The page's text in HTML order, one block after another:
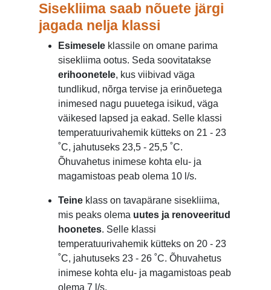
Sisekliima saab nõuete järgi
jagada nelja klassi
Esimesele klassile on omane parima
sisekliima ootus. Seda soovitatakse
erihoonetele, kus viibivad väga
tundlikud, nõrga tervise ja erinõuetega
inimesed nagu puuetega isikud, väga
väikesed lapsed ja eakad. Selle klassi
temperatuurivahemik kütteks on 21 - 23
˚C, jahutuseks 23,5 - 25,5 ˚C.
Õhuvahetus inimese kohta elu- ja
magamistoas peab olema 10 l/s.
Teine klass on tavapärane sisekliima,
mis peaks olema uutes ja renoveeritud
hoonetes. Selle klassi
temperatuurivahemik kütteks on 20 - 23
˚C, jahutuseks 23 - 26 ˚C. Õhuvahetus
inimese kohta elu- ja magamistoas peab
olema 7 l/s.